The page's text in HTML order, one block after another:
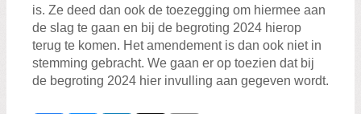
is. Ze deed dan ook de toezegging om hiermee aan
de slag te gaan en bij de begroting 2024 hierop
terug te komen. Het amendement is dan ook niet in
stemming gebracht. We gaan er op toezien dat bij
de begroting 2024 hier invulling aan gegeven wordt.